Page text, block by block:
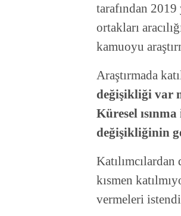
tarafından
ortakları
kamuoyu
Araştırmada
değişikliği var
Küresel
değişikliğinin
kısmen
vermeleri